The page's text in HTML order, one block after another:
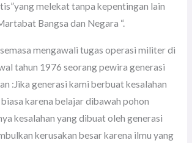
melekat tanpa kepentingan lain
Bangsa dan Negara “.
mengawali tugas operasi militer di
tahun 1976 seorang pewira generasi
:Jika generasi kami berbuat kesalahan
karena belajar dibawah pohon
kesalahan yang dibuat oleh generasi
kerusakan besar karena ilmu yang